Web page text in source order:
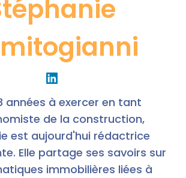
années à exercer en tant
de la construction,
est aujourd'hui rédactrice
Elle partage ses savoirs sur
immobilières liées à